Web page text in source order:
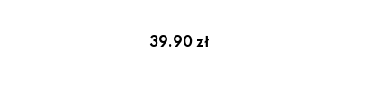
39.90 zł